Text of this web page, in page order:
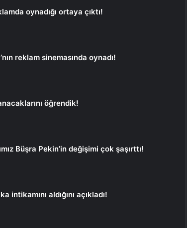
oynadığı ortaya çıktı!
reklam sinemasında oynadı!
öğrendik!
Büşra Pekin’in değişimi çok şaşırttı!
aldığını açıkladı!